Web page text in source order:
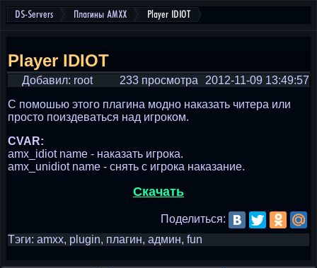
DS-Servers Плагины AMXX Player IDIOT
Player IDIOT
Добавил: root 2012-11-09 13:49:57
233 просмотра
С помошью этого плагина модно наказать читера или
просто поиздеваться над игроком.
CVAR:
amx_idiot name - наказать игрока.
amx_unidiot name - снять с игрока наказание.
Скачать
Поделиться:
Тэги: amxx, plugin, плагин, админ, fun